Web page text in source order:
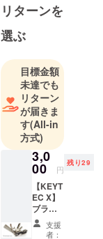
設立と同時
に世界中の
オシャレで
機能的なプ
ロダクト製
品を探し回
り、品質、
性能面で一
定の基準を
満たしたプ
ロダクトの
みを厳選、
セレクトし
ておりま
す。
リターンを
選ぶ
目標金額
未達でも
リターン
が届きま
す(All-in
方式)
3,0
00 円
残り29
【KEYT
EC X】
ブラッ
ク・シ
ルバー
支援
者：